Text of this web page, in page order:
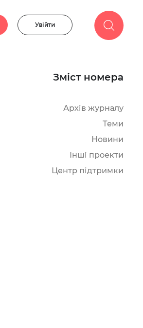
Увійти
Зміст номера
Архів журналу
Теми
Новини
Інші проекти
Центр підтримки